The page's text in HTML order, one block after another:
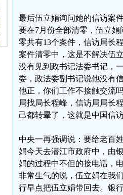
最后伍立娟询问她的信访案
要在7月份全部清零，伍立
零共有13个案件，信访局长
案件清零中，这是不解决伍
没有见到政书记法委书记，
委，政法委副书记说他没有
他正，你们工作不接触交流
局找局长程峰，信访局局长
己都转晕了，这就是中国信
中央一再强调说：要给老百
娟今天去潜江市政府中，由
娟的过程中不但的接电话，
非常生气的说，伍立娟在我
行早点把伍立娟带回去。银